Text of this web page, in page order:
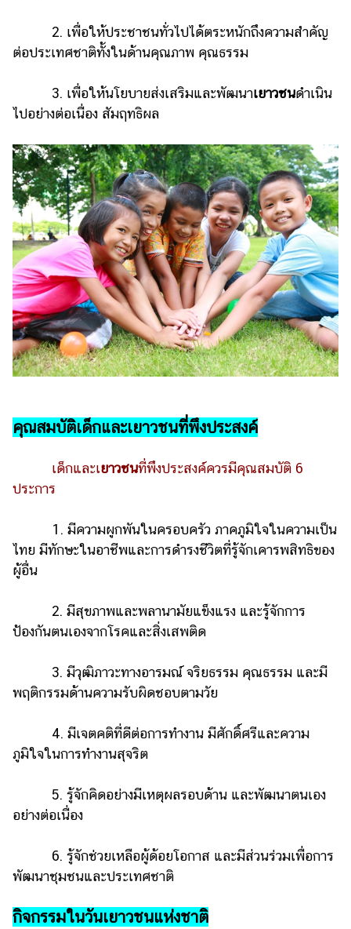
2. เพื่อให้ประชาชนทั่วไปได้ตระหนักถึงความสำคัญ
ต่อประเทศชาติทั้งในด้านคุณภาพ คุณธรรม
3. เพื่อให้นโยบายส่งเสริมและพัฒนาเยาวชนดำเนิน
ไปอย่างต่อเนื่อง สัมฤทธิผล
คุณสมบัติเด็กและเยาวชนที่พึงประสงค์
เด็กและเยาวชนที่พึงประสงค์ควรมีคุณสมบัติ 6
ประการ
1. มีความผูกพันในครอบครัว ภาคภูมิใจในความเป็น
ไทย มีทักษะในอาชีพและการดำรงชีวิตที่รู้จักเคารพสิทธิของ
ผู้อื่น
2. มีสุขภาพและพลานามัยแข็งแรง และรู้จักการ
ป้องกันตนเองจากโรคและสิ่งเสพติด
3. มีวุฒิภาวะทางอารมณ์ จริยธรรม คุณธรรม และมี
พฤติกรรมด้านความรับผิดชอบตามวัย
4. มีเจตคติที่ดีต่อการทำงาน มีศักดิ์ศรีและความ
ภูมิใจในการทำงานสุจริต
5. รู้จักคิดอย่างมีเหตุผลรอบด้าน และพัฒนาตนเอง
อย่างต่อเนื่อง
6. รู้จักช่วยเหลือผู้ด้อยโอกาส และมีส่วนร่วมเพื่อการ
พัฒนาชุมชนและประเทศชาติ
กิจกรรมในวันเยาวชนแห่งชาติ